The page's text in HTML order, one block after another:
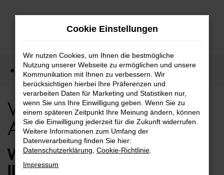
Zum
Startseite Berlin VW ID.3 für Berlin Top Angebote
VW ID.3 für Berlin Top
Angebote
WIE WÄRE ES MIT EINEM VW
ID.3 FÜR BERLIN?
Cookie Einstellungen
Wir nutzen Cookies, um Ihnen die bestmögliche
Nutzung unserer Webseite zu ermöglichen und unsere
Kommunikation mit Ihnen zu verbessern. Wir
berücksichtigen hierbei Ihre Präferenzen und
verarbeiten Daten für Marketing und Statistiken nur,
wenn Sie uns Ihre Einwilligung geben. Wenn Sie zu
einem späteren Zeitpunkt Ihre Meinung ändern, können
Sie die Einwilligung jederzeit für die Zukunft widerrufen.
Weitere Informationen zum Umfang der
Datenverarbeitung finden Sie hier:
Datenschutzerklärung Cookie-Richtlinie
Impressum